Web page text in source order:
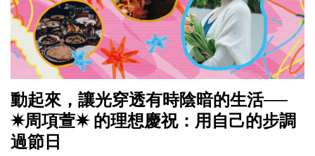
動起來，讓光穿透有時陰暗的生活──
✷周項萱✷ 的理想慶祝：用自己的步調
過節日